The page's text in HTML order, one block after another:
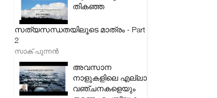
തികഞ്ഞ
സത്യസന്ധതയിലൂടെ മാത്രം - Part
2
സാക് പുന്നൻ
അവസാന
നാളുകളിലെ എല്ലാ
വഞ്ചനകളെയും